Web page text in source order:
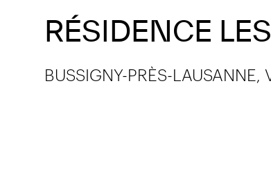
RÉSIDENCE
BUSSIGNY-PRÈS-LAUSANNE,